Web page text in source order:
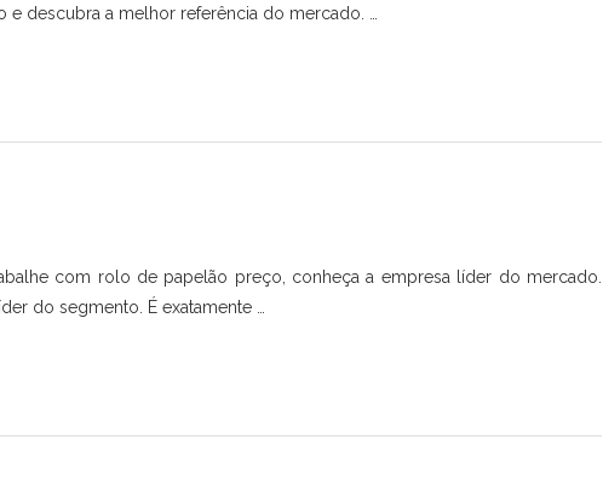
descubra a melhor referência do mercado. …
com rolo de papelão preço, conheça a empresa líder do mercado.
do segmento. É exatamente …